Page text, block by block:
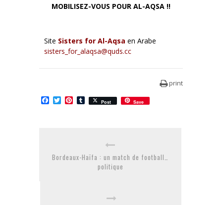
MOBILISEZ-VOUS POUR AL-AQSA !!
Site Sisters for Al-Aqsa en Arabe
sisters_for_alaqsa@quds.cc
print
Facebook
TwitterPinterest
Tumblr
Post Save
Bordeaux-Haïfa : un match de football…
politique